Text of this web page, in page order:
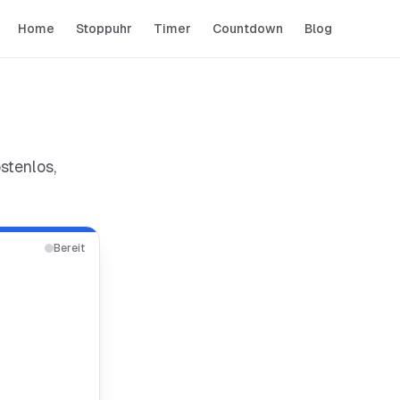
Home Stoppuhr Timer Countdown Blog
Bereit